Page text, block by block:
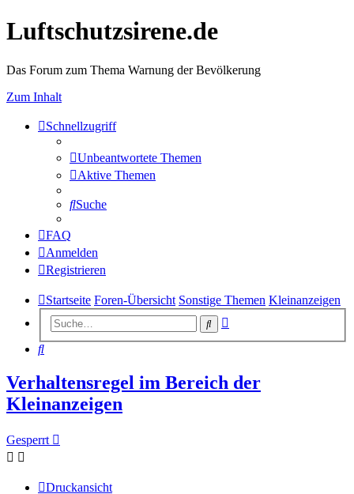
Luftschutzsirene.de
Das Forum zum Thema Warnung der Bevölkerung
Zum Inhalt
Schnellzugriff
Unbeantwortete Themen
Aktive Themen
Suche
FAQ
Anmelden
Registrieren
Startseite Foren-Übersicht Sonstige Themen Kleinanzeigen
Suche
Suche
Verhaltensregel im Bereich der
Kleinanzeigen
Gesperrt
Druckansicht